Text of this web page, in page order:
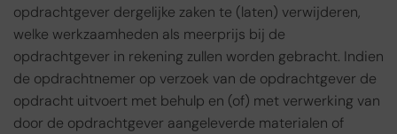
opdrachtgever dergelijke zaken te (laten) verwijderen,
welke werkzaamheden als meerprijs bij de
opdrachtgever in rekening zullen worden gebracht. Indien
de opdrachtnemer op verzoek van de opdrachtgever de
opdracht uitvoert met behulp en (of) met verwerking van
door de opdrachtgever aangeleverde materialen of